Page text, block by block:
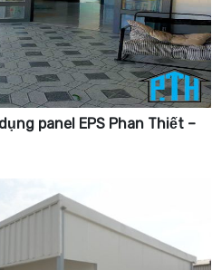
panel EPS Phan Thiết –